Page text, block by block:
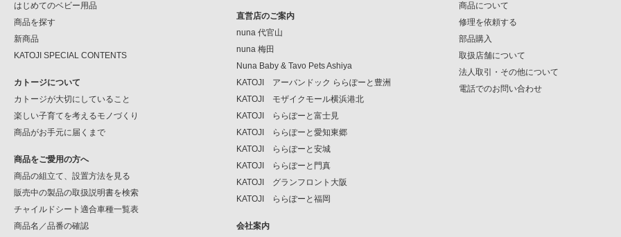
はじめてのベビー用品
商品を探す
新商品
KATOJI SPECIAL CONTENTS
カトージについて
カトージが大切にしていること
楽しい子育てを考えるモノづくり
商品がお手元に届くまで
商品をご愛用の方へ
商品の組立て、設置方法を見る
販売中の製品の取扱説明書を検索
チャイルドシート適合車種一覧表
商品名／品番の確認
直営店のご案内
nuna 代官山
nuna 梅田
Nuna Baby & Tavo Pets Ashiya
KATOJI アーバンドック ららぽーと豊洲
KATOJI モザイクモール横浜港北
KATOJI ららぽーと富士見
KATOJI ららぽーと愛知東郷
KATOJI ららぽーと安城
KATOJI ららぽーと門真
KATOJI グランフロント大阪
KATOJI ららぽーと福岡
会社案内
商品について
修理を依頼する
部品購入
取扱店舗について
法人取引・その他について
電話でのお問い合わせ